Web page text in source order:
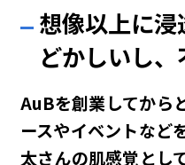
想像以上に浸
どかしいし
AuBを創業してから
ースやイベントなど
太さんの肌感覚とし